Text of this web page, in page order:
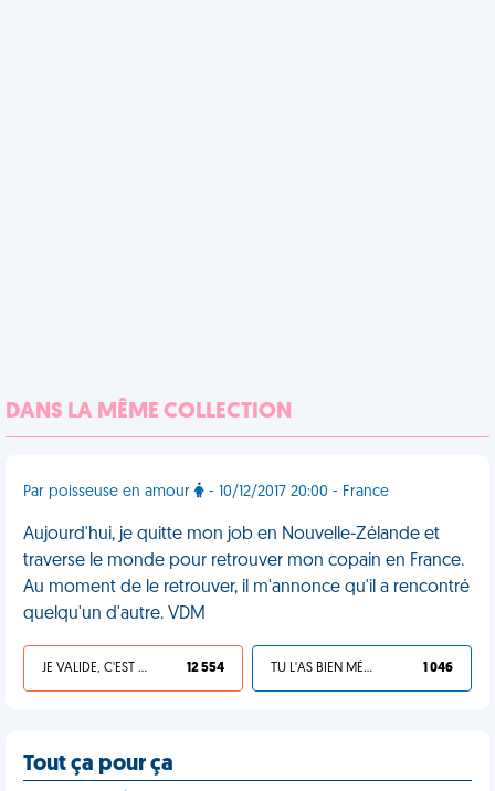
DANS LA MÊME COLLECTION
Par poisseuse en amour - 10/12/2017 20:00 - France
Aujourd'hui, je quitte mon job en Nouvelle-Zélande et
traverse le monde pour retrouver mon copain en France.
Au moment de le retrouver, il m'annonce qu'il a rencontré
quelqu'un d'autre. VDM
JE VALIDE, C'EST UNE VDM 12 554 TU L'AS BIEN MÉRITÉ 1 046
Tout ça pour ça